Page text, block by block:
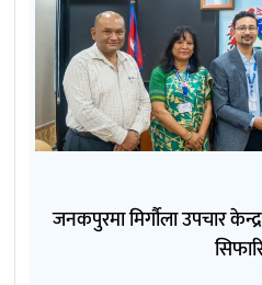
जनकपुरमा मिर्गौला उपचार